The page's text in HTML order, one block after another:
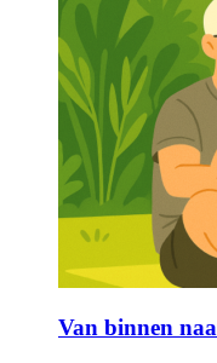
Van binnen